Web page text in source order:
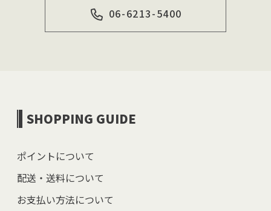
06-6213-5400
SHOPPING GUIDE
ポイントについて
配送・送料について
お支払い方法について